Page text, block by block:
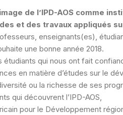
de l’IPD-AOS comme
et des travaux appliqués
enseignants(es),
une bonne année 2018.
étudiants qui nous ont fait
en matière d’études sur le
ou la richesse de ses
qui découvrent l’IPD-AOS,
pour le Développement